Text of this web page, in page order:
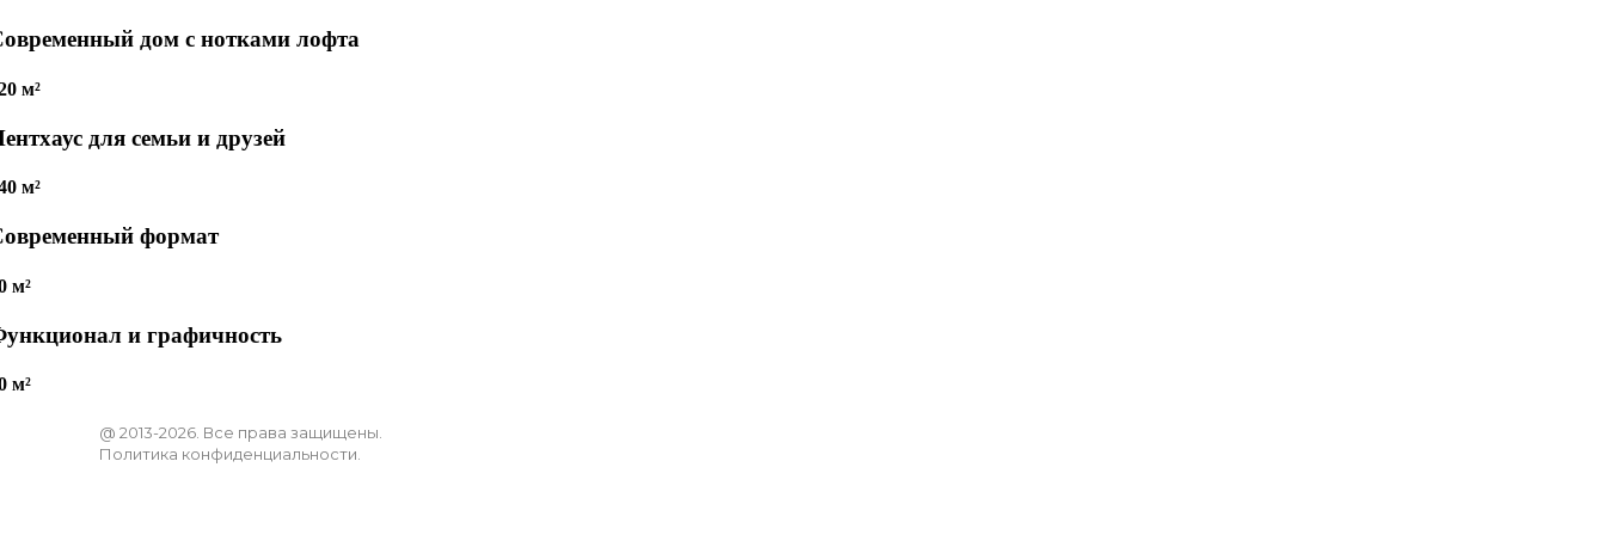
дом с нотками лофта
м²
для семьи и друзей
м²
формат
м²
и графичность
м²
@ 2013-2026. Все права защищены.
Политика конфиденциальности.